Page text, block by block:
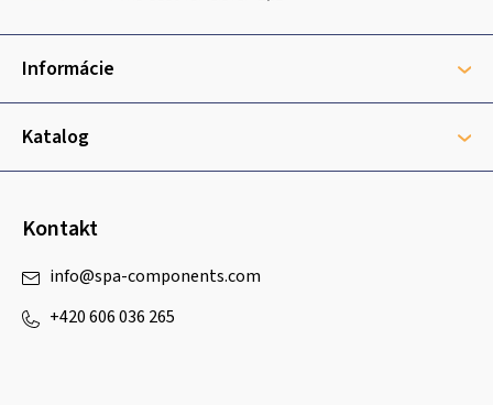
ä
i
Informácie
Katalog
Kontakt
info@spa-components.com
+420 606 036 265